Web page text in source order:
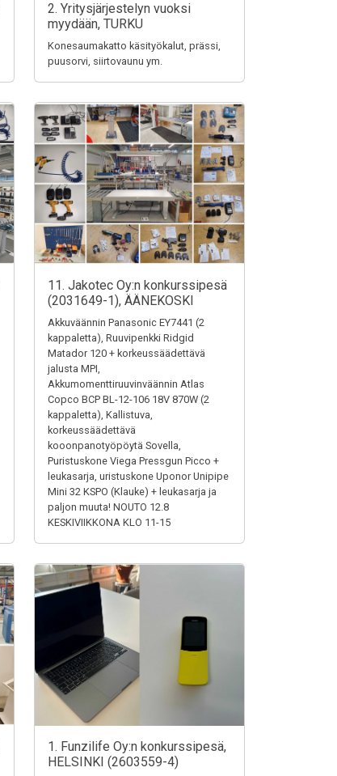
2. Yritysjärjestelyn vuoksi
myydään, TURKU
Konesaumakatto käsityökalut, prässi,
puusorvi, siirtovaunu ym.
11. Jakotec Oy:n konkurssipesä
(2031649-1), ÄÄNEKOSKI
Akkuväännin Panasonic EY7441 (2
kappaletta), Ruuvipenkki Ridgid
Matador 120 + korkeussäädettävä
jalusta MPI,
Akkumomenttiruuvinväännin Atlas
Copco BCP BL-12-106 18V 870W (2
kappaletta), Kallistuva,
korkeussäädettävä
kooonpanotyöpöytä Sovella,
Puristuskone Viega Pressgun Picco +
leukasarja, uristuskone Uponor Unipipe
Mini 32 KSPO (Klauke) + leukasarja ja
paljon muuta! NOUTO 12.8
KESKIVIIKKONA KLO 11-15
1. Funzilife Oy:n konkurssipesä,
HELSINKI (2603559-4)